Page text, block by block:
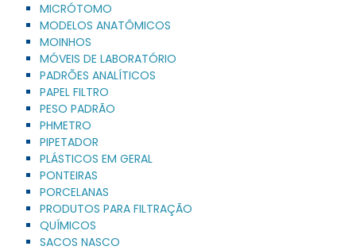
MICRÓTOMO
MODELOS ANATÔMICOS
MOINHOS
MÓVEIS DE LABORATÓRIO
PADRÕES ANALÍTICOS
PAPEL FILTRO
PESO PADRÃO
PHMETRO
PIPETADOR
PLÁSTICOS EM GERAL
PONTEIRAS
PORCELANAS
PRODUTOS PARA FILTRAÇÃO
QUÍMICOS
SACOS NASCO